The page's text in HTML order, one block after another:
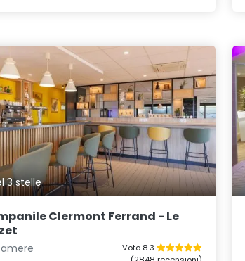
3 stelle
Clermont Ferrand - Le
Voto 8.3